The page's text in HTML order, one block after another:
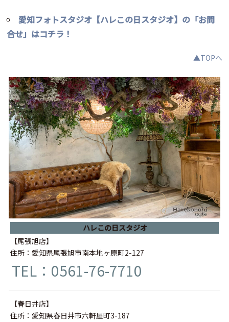
愛知フォトスタジオ【ハレこの日スタジオ】の「お問
合せ」はコチラ！
▲TOPへ
ハレこの日スタジオ
【尾張旭店】
住所：愛知県尾張旭市南本地ヶ原町2-127
TEL：0561-76-7710
【春日井店】
住所：愛知県春日井市六軒屋町3-187